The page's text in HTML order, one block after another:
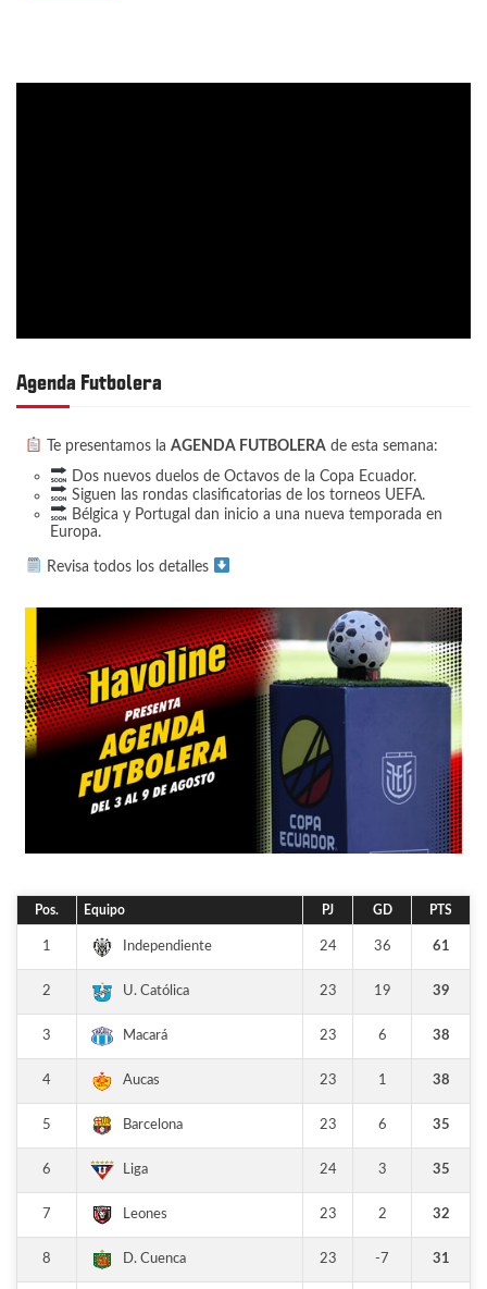
Agenda Futbolera
Te presentamos la AGENDA FUTBOLERAde esta semana:
Dos nuevos duelos de Octavos de la Copa Ecuador.
Siguen las rondas clasificatorias de los torneos UEFA.
Bélgica y Portugal dan inicio a una nueva temporada en
Europa.
Revisa todos los detalles
Pos. Equipo PJ GD PTS
1 Independiente 24 36 61
2 U. Católica 23 19 39
3 Macará 23 6 38
4 Aucas 23 1 38
5 Barcelona 23 6 35
6 Liga 24 3 35
7 Leones 23 2 32
8 D. Cuenca 23 -7 31